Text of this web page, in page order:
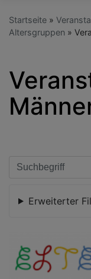
Startseite
Altersgruppen
Erweiterter